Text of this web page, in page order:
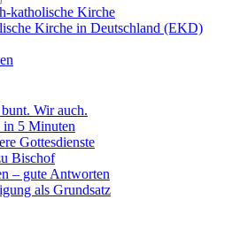
katholische Kirche
Kirche in Deutschland (EKD)
Wir auch.
5 Minuten
Gottesdienste
Bischof
– gute Antworten
als Grundsatz